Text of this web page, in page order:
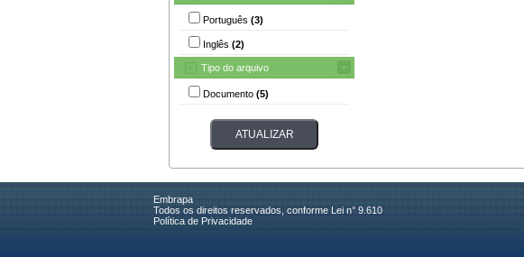
Português (3)
Inglês (2)
Tipo do arquivo
Documento (5)
Embrapa
Todos os direitos reservados, conforme Lei n° 9.610
Política de Privacidade